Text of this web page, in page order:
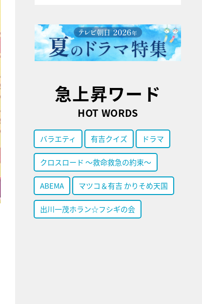
急上昇ワード
HOT WORDS
バラエティ 有吉クイズ ドラマ
クロスロード ～救命救急の約束～
ABEMA マツコ＆有吉 かりそめ天国
出川一茂ホラン☆フシギの会